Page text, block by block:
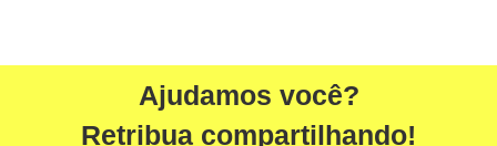
Ajudamos você?
Retribua compartilhando!